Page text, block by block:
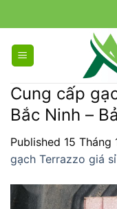
to
content
Cung cấp
Bắc Ninh –
Published 15 Tháng
gạch Terrazzo giá